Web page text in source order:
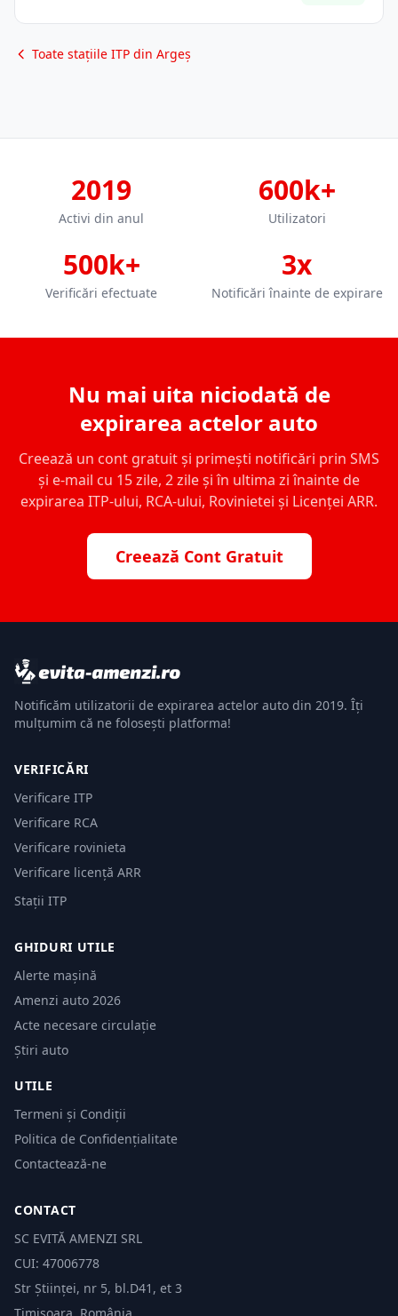
Toate stațiile ITP din Argeș
2019
Activi din anul
600k+
Utilizatori
500k+
Verificări efectuate
3x
Notificări înainte de expirare
Nu mai uita niciodată de
expirarea actelor auto
Creează un cont gratuit și primești notificări prin SMS
și e-mail cu 15 zile, 2 zile și în ultima zi înainte de
expirarea ITP-ului, RCA-ului, Rovinietei și Licenței ARR.
Creează Cont Gratuit
Notificăm utilizatorii de expirarea actelor auto din 2019. Îți
mulțumim că ne folosești platforma!
VERIFICĂRI
Verificare ITP
Verificare RCA
Verificare rovinieta
Verificare licență ARR
Stații ITP
GHIDURI UTILE
Alerte mașină
Amenzi auto 2026
Acte necesare circulație
Știri auto
UTILE
Termeni și Condiții
Politica de Confidențialitate
Contactează-ne
CONTACT
SC EVITĂ AMENZI SRL
CUI: 47006778
Str Științei, nr 5, bl.D41, et 3